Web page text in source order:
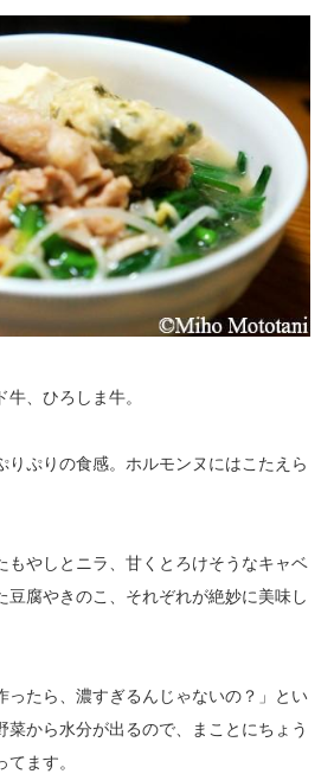
、ひろしま牛。
りぷりの食感。ホルモンヌにはこたえら
もやしとニラ、甘くとろけそうなキャベ
豆腐やきのこ、それぞれが絶妙に美味し
ったら、濃すぎるんじゃないの？」とい
菜から水分が出るので、まことにちょう
ます。